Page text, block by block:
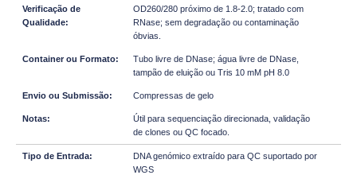
OD260/280 próximo de 1.8-2.0; tratado com
RNase; sem degradação ou contaminação
óbvias.
Tubo livre de DNase; água livre de DNase,
tampão de eluição ou Tris 10 mM pH 8.0
Compressas de gelo
Útil para sequenciação direcionada, validação
de clones ou QC focado.
DNA genómico extraído para QC suportado por
WGS